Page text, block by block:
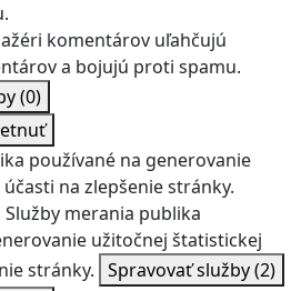
komentárov uľahčujú
a bojujú proti spamu.
(0)
používané na generovanie
na zlepšenie stránky.
Služby merania publika
užitočnej štatistickej
stránky. Spravovať služby(2)